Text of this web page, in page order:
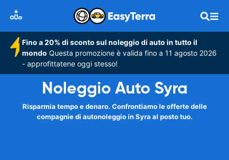
Fino a 20% di sconto sul noleggio di auto in tutto il
mondo Questa promozione è valida fino a 11 agosto 2026
- approfittatene oggi stesso!
Noleggio Auto Syra
Risparmia tempo e denaro. Confrontiamo le offerte delle
compagnie di autonoleggio in Syra al posto tuo.